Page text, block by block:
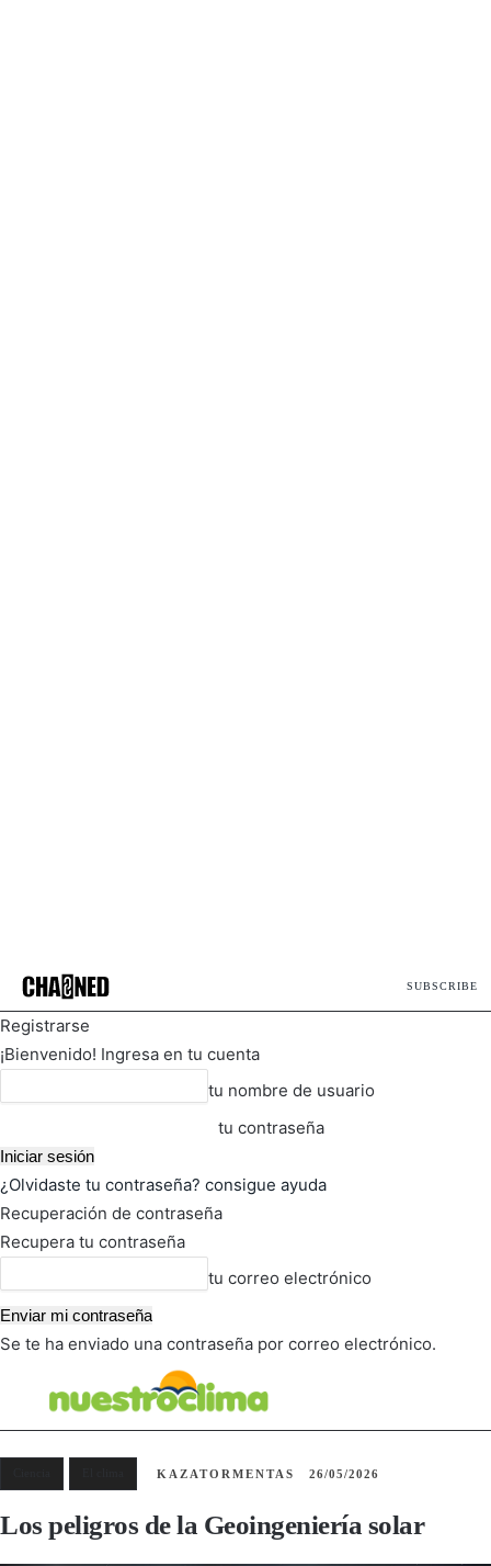
SUBSCRIBE
Registrarse
¡Bienvenido! Ingresa en tu cuenta
tu nombre de usuario
tu contraseña
¿Olvidaste tu contraseña? consigue ayuda
Recuperación de contraseña
Recupera tu contraseña
tu correo electrónico
Se te ha enviado una contraseña por correo electrónico.
KAZATORMENTAS 26/05/2026
Los peligros de la Geoingeniería solar